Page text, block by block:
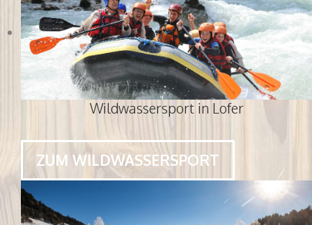
Wildwassersport in Lofer
ZUM WILDWASSERSPORT